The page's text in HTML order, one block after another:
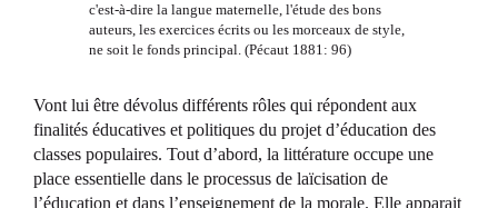
c'est-à-dire la langue maternelle, l'étude des bons
auteurs, les exercices écrits ou les morceaux de style,
ne soit le fonds principal. (Pécaut 1881: 96)
Vont lui être dévolus différents rôles qui répondent aux
finalités éducatives et politiques du projet d’éducation des
classes populaires. Tout d’abord, la littérature occupe une
place essentielle dans le processus de laïcisation de
l’éducation et dans l’enseignement de la morale. Elle apparait